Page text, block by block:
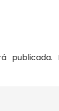
publicada.